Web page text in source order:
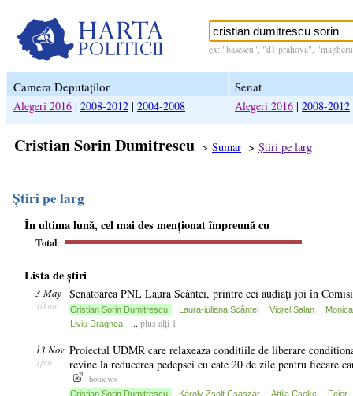
ex: "basescu", "d1 prahova",
Camera Deputaților Senat
Alegeri 2016 | 2008-2012 | 2004-2008 Alegeri 2016 | 2008-2012
Cristian Sorin Dumitrescu > Sumar > Știri pe larg
Știri pe larg
În ultima lună, cel mai des menționat împreună cu
Total:
Lista de știri
3 May
10am
Senatoarea PNL Laura Scântei, printre cei audiați joi în
Cristian Sorin Dumitrescu Laura-iuliana Scântei Viorel Salan
Liviu Dragnea
... plus alți 1
13 Nov
1pm
Proiectul UDMR care relaxeaza conditiile de liberare
revine la reducerea pedepsei cu cate 20 de zile pentru fiecare
hotnews
Cristian Sorin Dumitrescu Károly Zsolt Császár Attila Cseke
Fejer